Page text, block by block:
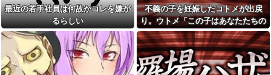
結、久しぶりに画像を投稿した
結果→やっぱりワイらの姫だっ
たw w w w w w w w w w
寺田心、週6ジム通いで体重
62kg→82kgに 110kgのベンチ
プレス持ち上げる姿披露
ちいかわ作者さん、総額30億
大型の謎ミサイル…ステルス性
と射程1000kmを誇る「最新鋭の
空母キラー」か？！
【後編】友人から俺の嫁と子
が不審な男と歩いてると聞いた
俺。単身赴任先から興信所に相
談した結果
最近の若手社員は何故かコレを嫌が
るらしい
不義の子を妊娠したコトメが出戻
り。ウトメ「この子はあなたたちの
子として育てて」旦那「ありがと
う」私「勝手に決めないで！」→修
羅場になり…